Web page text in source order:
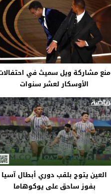
منع مشاركة ويل سميث في
الأوسكار لعشر سنوات
العين يتوج بلقب دوري أبطال آسيا
بفوز ساحق على يوكوهاما